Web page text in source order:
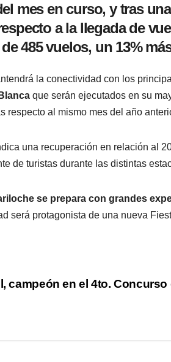
mes en curso, y tras
a la llegada de
485 vuelos, un 13%
la conectividad con los
que serán ejecutados en su
respecto al mismo mes del año
una recuperación en relación al
de turistas durante las distintas
se prepara con grandes
será protagonista de una nueva
campeón en el 4to. Concurso